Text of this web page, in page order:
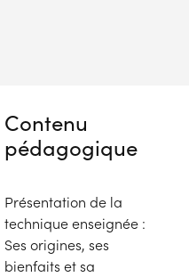
Contenu
pédagogique
Présentation de la
technique enseignée :
Ses origines, ses
bienfaits et sa